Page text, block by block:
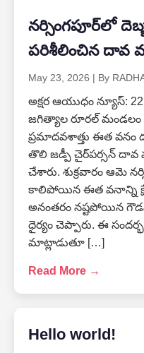
నర్సింగపూర్‌లో
పరిశీలించిన దావ
May 23, 2026 | By
అక్షర ఆయుధం న్యూస్:
జగిత్యాల రూరల్ మండలం
ప్రమాదవశాత్తు ఈత వనం
తొలి జడ్పీ చైర్‌పర్సన్ దావ
చేశారు. శుక్రవారం ఆమె
కాలిపోయిన ఈత వనాన్ని
అనంతరం నష్టపోయిన
ధైర్యం చెప్పారు. ఈ
మాట్లాడుతూ […]
Read More →
Hello world!